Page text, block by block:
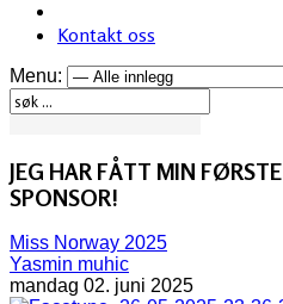
Kontakt oss
Menu:
JEG HAR FÅTT MIN FØRSTE
SPONSOR!
Miss Norway 2025
Yasmin muhic
mandag 02. juni 2025